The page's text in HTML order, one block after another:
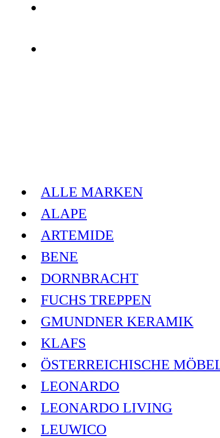
ALLE MARKEN
ALAPE
ARTEMIDE
BENE
DORNBRACHT
FUCHS TREPPEN
GMUNDNER KERAMIK
KLAFS
ÖSTERREICHISCHE
LEONARDO
LEONARDO LIVING
LEUWICO